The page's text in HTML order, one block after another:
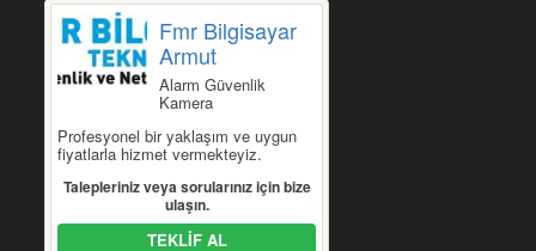
Fmr Bilgisayar
Armut
Alarm Güvenlik
Kamera
Profesyonel bir yaklaşım ve uygun
fiyatlarla hizmet vermekteyiz.
Talepleriniz veya sorularınız için bize
ulaşın.
TEKLİF AL